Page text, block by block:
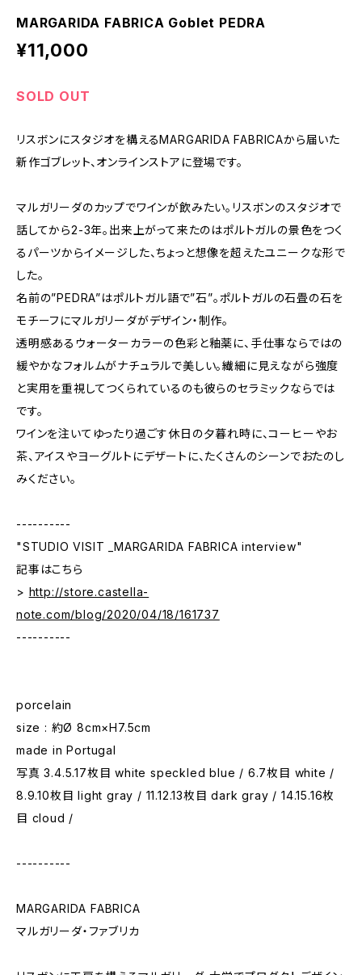
MARGARIDA FABRICA Goblet PEDRA
¥11,000
SOLD OUT
リスボンにスタジオを構えるMARGARIDA FABRICAから届いた
新作ゴブレット、オンラインストアに登場です。
マルガリーダのカップでワインが飲みたい。リスボンのスタジオで
話してから2-3年。出来上がって来たのはポルトガルの景色をつく
るパーツからイメージした、ちょっと想像を超えたユニークな形で
した。
名前の”PEDRA”はポルトガル語で”石”。ポルトガルの石畳の石を
モチーフにマルガリーダがデザイン・制作。
透明感あるウォーターカラーの色彩と釉薬に、手仕事ならではの
緩やかなフォルムがナチュラルで美しい。繊細に見えながら強度
と実用を重視してつくられているのも彼らのセラミックならでは
です。
ワインを注いてゆったり過ごす休日の夕暮れ時に、コーヒーやお
茶、アイスやヨーグルトにデザートに、たくさんのシーンでおたのし
みください。
----------
"STUDIO VISIT _MARGARIDA FABRICA interview"
記事はこちら
> http://store.castella-
note.com/blog/2020/04/18/161737
----------
porcelain
size : 約Ø 8cm×H7.5cm
made in Portugal
写真 3.4.5.17枚目 white speckled blue / 6.7枚目 white /
8.9.10枚目 light gray / 11.12.13枚目 dark gray / 14.15.16枚
目 cloud /
----------
MARGARIDA FABRICA
マルガリーダ・ファブリカ